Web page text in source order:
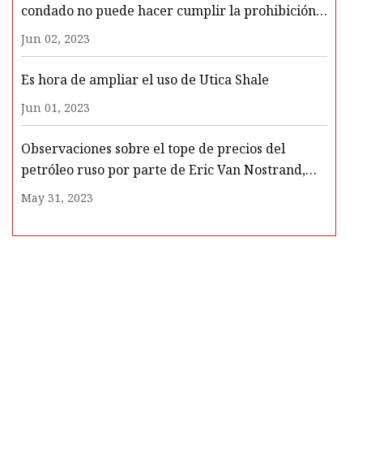
condado no puede hacer cumplir la prohibición
de los pozos petroleros mientras el estado debate
el futuro de los combustibles fósiles
Jun 02, 2023
Es hora de ampliar el uso de Utica Shale
Jun 01, 2023
Observaciones sobre el tope de precios del
petróleo ruso por parte de Eric Van Nostrand,
subsecretario interino de Política Económica
May 31, 2023